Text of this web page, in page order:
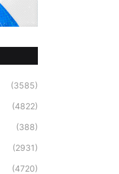
(3585)
(4822)
(388)
(2931)
(4720)